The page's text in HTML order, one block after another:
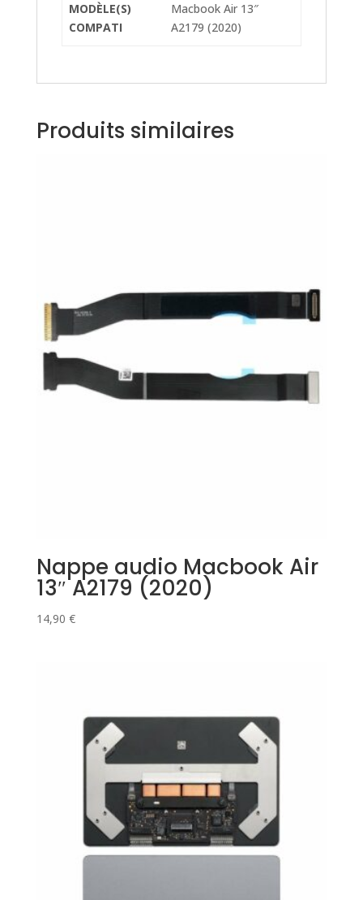
MODÈLE(S)
COMPATI
Macbook Air 13″
A2179 (2020)
Produits similaires
Nappe audio Macbook Air
13″ A2179 (2020)
14,90 €